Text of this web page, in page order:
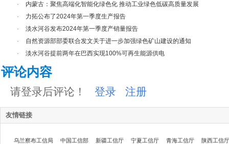
·
内蒙古：聚焦高端化智能化绿色化 推动工业绿色低碳高质量发展
·
力拓公布了2024年第一季度生产报告
·
淡水河谷发布2024年第一季度产销量报告
·
自然资源部部委联合发文关于进一步加强绿色矿山建设的通知
·
淡水河谷提前两年在巴西实现100%可再生能源供电
评论内容
请登录后评论！ 登录 注册
友情链接
乌兰察布工信局 中国工信部 新疆工信厅 宁夏工信厅 青海工信厅 陕西工信厅